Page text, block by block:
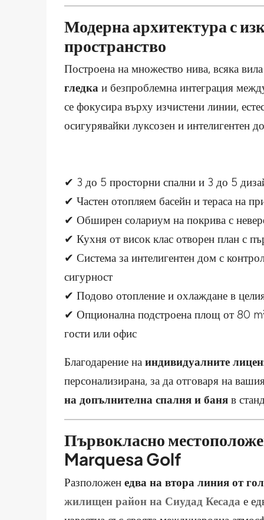
Модерна архитектура с
пространство
Построена на множество нива, всяка
гледка и безпроблемна интеграция
се фокусира върху изчистени линии,
осигурявайки луксозен и интелигентен
✔ 3 до 5 просторни спални и 3 до 5
✔ Частен отопляем басейн и тераса на
✔ Обширен солариум на покрива с
✔ Кухня от висок клас отворен план с
✔ Система за интелигентен дом с
сигурност
✔ Подово отопление и охлаждане в
✔ Опционална подстроена площ от 80
гости или офис
Благодарение на индивидуалните
персонализирана, за да отговаря на
на допълнителна спалня и баня в
Първокласно
Marquesa Golf
Разположен едва на втора линия от
жилищен район на Сиудад Кесада е